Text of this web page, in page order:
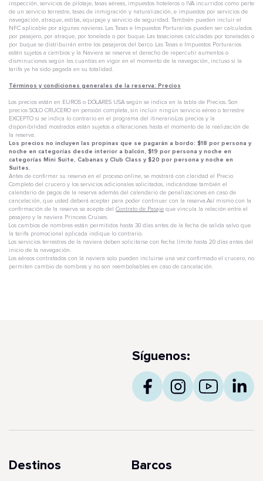
inspección, servicios de pilotaje, tasas aéreas, impuestos hoteleros o IVA incurridos como parte
de un servicio terrestre, tasas de inmigración y naturalización, e impuestos por servicios de
navegación, atraque, estiba, equipaje y servicio de seguridad. También pueden incluir el
NFC aplicable por algunas navieras. Las Tasas e Impuestos Porturarios pueden ser calculados
por pasajero, por atraque, por tonelada o por buque. Las tasaciones calculadas por toneladas o
por buque se distribuirán entre los pasajeros del barco. Las Tasas e Impuestos Porturarios
están sujetos a cambios y la Naviera se reserva el derecho de repercutir aumentos o
disminuciones según las cuantías en vigor en el momento de la navegación, incluso si la
tarifa ya ha sido pagada en su totalidad.
Términos y condiciones generales de la reserva: Precios
Los precios están en EUROS o DÓLARES USA según se indica en la tabla de Precios. Son
precios SOLO CRUCERO en pensión completa, sin incluir ningún servicio aéreo o terrestre
EXCEPTO si se indica lo contrario en el programa del itinerario.Los precios y la
disponibilidad mostrados están sujetos a alteraciones hasta el momento de la realización de
la reserva.
Los precios no incluyen las propinas que se pagarán a bordo: $18 por persona y
noche en categorías desde interior a balcón, $19 por persona y noche en
categorías Mini Suite, Cabanas y Club Class y $20 por persona y noche en
Suites.
Antes de confirmar su reserva en el proceso online, se mostrará con claridad el Precio
Completo del crucero y los servicios adicionales solicitados, indicándose también el
calendario de pagos de la reserva además del calendario de penalizaciones en caso de
cancelación, que usted deberá aceptar para poder continuar con la reserva.Así mismo con la
confirmación de la reserva se acepta del Contrato de Pasaje que vincula la relación entre el
pasajero y la naviera Princess Cruises.
Los cambios de nombres están permitidos hasta 30 días antes de la fecha de salida salvo que
la tarifa promocional aplicada indique lo contrario.
Los servicios terrestres de la naviera deben solicitarse con fecha límite hasta 20 días antes del
inicio de la navegación.
Los aéreos contratados con la naviera solo pueden incluirse una vez confirmado el crucero, no
permiten cambio de nombres y no son reembolsables en caso de cancelación.
Síguenos:
Destinos Barcos